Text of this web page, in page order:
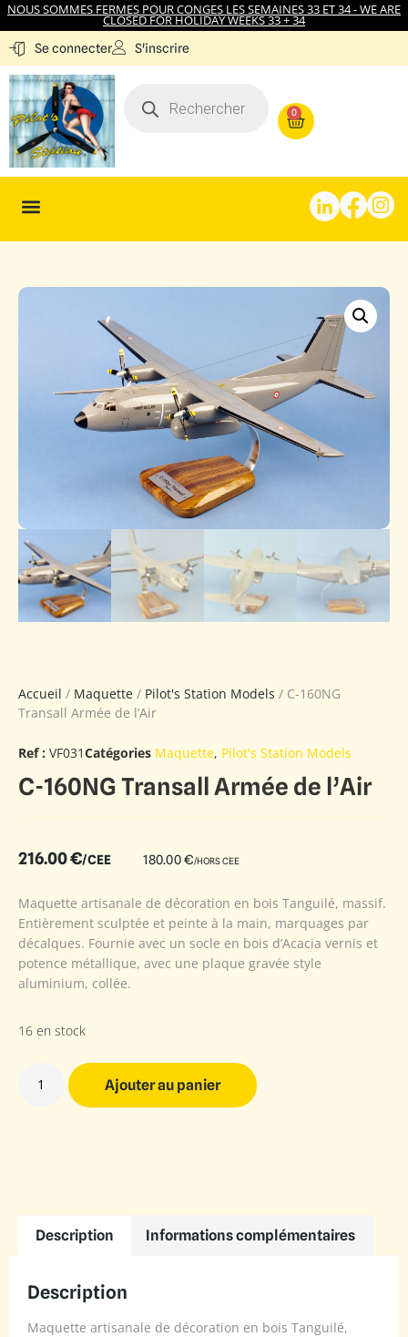
NOUS SOMMES FERMES POUR CONGES LES SEMAINES 33 ET 34 - WE ARE
CLOSED FOR HOLIDAY WEEKS 33 + 34
Se connecter S'inscrire
0
Accueil / Maquette / Pilot's Station Models / C-160NG
Transall Armée de l’Air
Ref : VF031Catégories Maquette, Pilot's Station Models
C-160NG Transall Armée de l’Air
216.00€/CEE 180.00€/HORS CEE
Maquette artisanale de décoration en bois Tanguilé, massif.
Entièrement sculptée et peinte à la main, marquages par
décalques. Fournie avec un socle en bois d’Acacia vernis et
potence métallique, avec une plaque gravée style
aluminium, collée.
16 en stock
Ajouter au panier
Description Informations complémentaires
Description
Maquette artisanale de décoration en bois Tanguilé,